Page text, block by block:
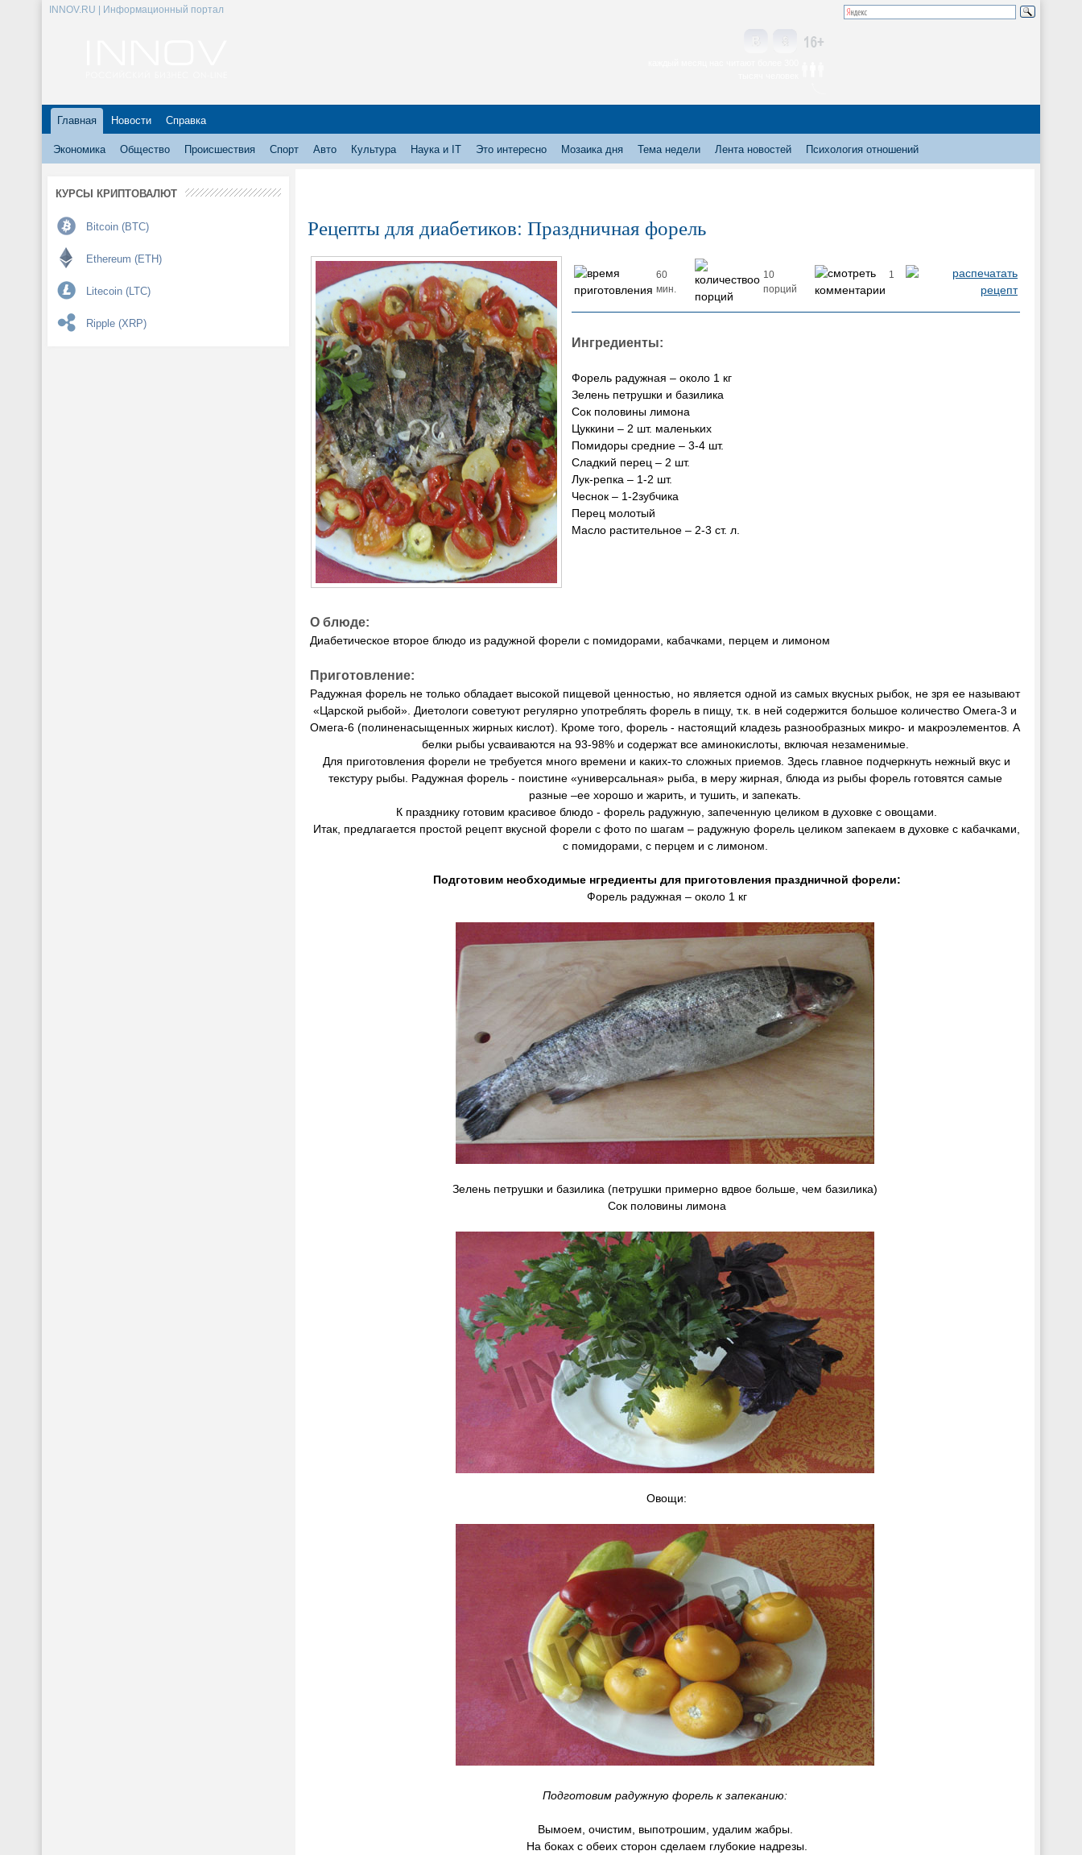
INNOV.RU | Информационный портал
Главная Новости Справка
Экономика Общество Происшествия Спорт Авто Культура Наука и IT Это интересно Мозаика дня Тема недели Лента новостей Психология отношений
КУРСЫ КРИПТОВАЛЮТ
Bitcoin (BTC)
Ethereum (ETH)
Litecoin (LTC)
Ripple (XRP)
Рецепты для диабетиков: Праздничная форель
60
мин.
10
порций
1
Ингредиенты:
Форель радужная – около 1 кг
Зелень петрушки и базилика
Сок половины лимона
Цуккини – 2 шт. маленьких
Помидоры средние – 3-4 шт.
Сладкий перец – 2 шт.
Лук-репка – 1-2 шт.
Чеснок – 1-2зубчика
Перец молотый
Масло растительное – 2-3 ст. л.
О блюде:
Диабетическое второе блюдо из радужной форели с помидорами, кабачками, перцем и лимоном
Приготовление:
Радужная форель не только обладает высокой пищевой ценностью, но является одной из самых вкусных рыбок, не зря ее называют
«Царской рыбой». Диетологи советуют регулярно употреблять форель в пищу, т.к. в ней содержится большое количество Омега-3 и
Омега-6 (полиненасыщенных жирных кислот). Кроме того, форель - настоящий кладезь разнообразных микро- и макроэлементов. А
белки рыбы усваиваются на 93-98% и содержат все аминокислоты, включая незаменимые.
Для приготовления форели не требуется много времени и каких-то сложных приемов. Здесь главное подчеркнуть нежный вкус и
текстуру рыбы. Радужная форель - поистине «универсальная» рыба, в меру жирная, блюда из рыбы форель готовятся самые
разные –ее хорошо и жарить, и тушить, и запекать.
К празднику готовим красивое блюдо - форель радужную, запеченную целиком в духовке с овощами.
Итак, предлагается простой рецепт вкусной форели с фото по шагам – радужную форель целиком запекаем в духовке с кабачками,
с помидорами, с перцем и с лимоном.
Подготовим необходимые нгредиенты для приготовления праздничной форели:
Форель радужная – около 1 кг
Зелень петрушки и базилика (петрушки примерно вдвое больше, чем базилика)
Сок половины лимона
Овощи:
Подготовим радужную форель к запеканию:
Вымоем, очистим, выпотрошим, удалим жабры.
На боках с обеих сторон сделаем глубокие надрезы.